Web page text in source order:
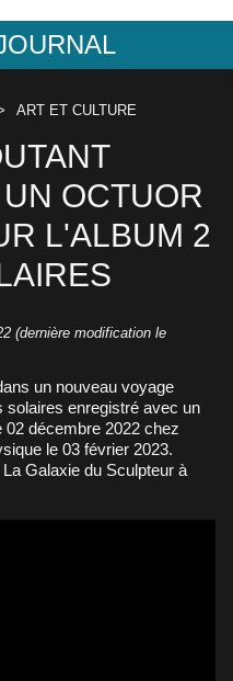
ART ET CULTURE
OCTUOR
L'ALBUM 2
(dernière modification le
un nouveau voyage
solaires enregistré avec un
décembre 2022 chez
le 03 février 2023.
Galaxie du Sculpteur à